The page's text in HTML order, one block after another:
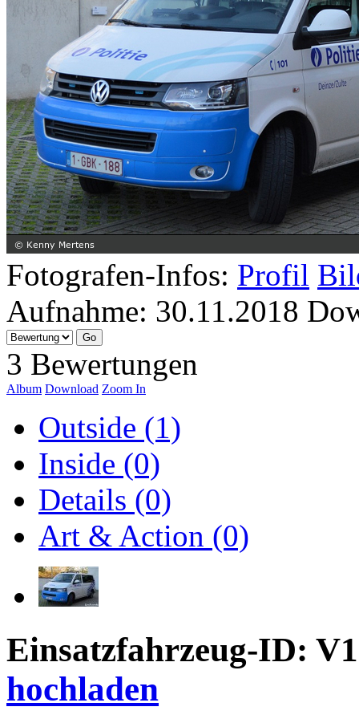
Fotografen-Infos: Profil
Aufnahme: 30.11.2018
3 Bewertungen
Album Download Zoom In
Outside (1)
Inside (0)
Details (0)
Art & Action (0)
Einsatzfahrzeug-ID:
hochladen